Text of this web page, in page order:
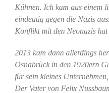
Kühnen. Ich kam aus einem
eindeutig gegen die Nazis
Konflikt mit den Neonazis
2013 kam dann allerdings
Osnabrück in den 1920ern
für sein kleines
Der Vater von Felix